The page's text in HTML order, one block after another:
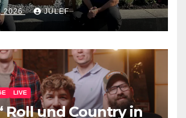
2026 JULEF
LIVE
Roll und Country in